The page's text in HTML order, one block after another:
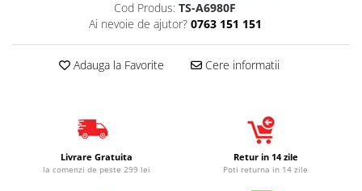
Cod Produs: TS-A6980F
Ai nevoie de ajutor? 0763 151 151
Adauga la Favorite Cere informatii
Livrare Gratuita
la comenzi de peste 299 lei
Retur in 14 zile
Poti returna in 14 zile